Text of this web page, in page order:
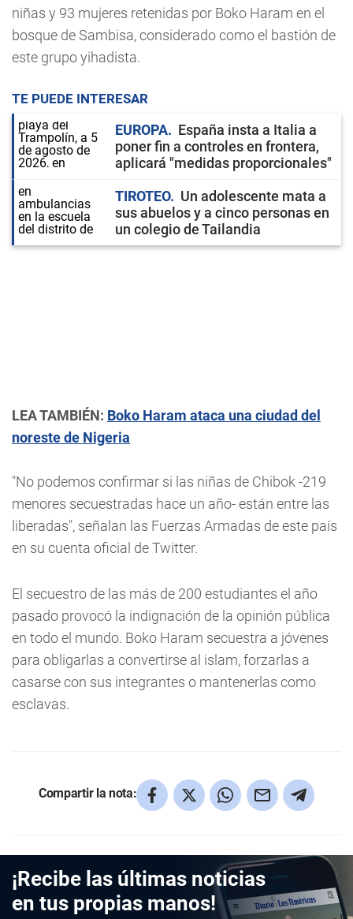
niñas y 93 mujeres retenidas por Boko Haram en el
bosque de Sambisa, considerado como el bastión de
este grupo yihadista.
TE PUEDE INTERESAR
EUROPA
España insta a Italia a
poner fin a controles en frontera,
aplicará "medidas proporcionales"
TIROTEO
Un adolescente mata a
sus abuelos y a cinco personas en
un colegio de Tailandia
LEA TAMBIÉN: Boko Haram ataca una ciudad del
noreste de Nigeria
"No podemos confirmar si las niñas de Chibok -219
menores secuestradas hace un año- están entre las
liberadas", señalan las Fuerzas Armadas de este país
en su cuenta oficial de Twitter.
El secuestro de las más de 200 estudiantes el año
pasado provocó la indignación de la opinión pública
en todo el mundo. Boko Haram secuestra a jóvenes
para obligarlas a convertirse al islam, forzarlas a
casarse con sus integrantes o mantenerlas como
esclavas.
Compartir la nota:
¡Recibe las últimas noticias
en tus propias manos!